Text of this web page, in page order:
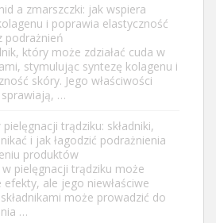
a zmarszczki: jak wspiera
i poprawia elastyczność
podrażnień
który może zdziałać cuda w
stymulując syntezę kolagenu i
skóry. Jego właściwości
…
trądziku: składniki,
i jak łagodzić podrażnienia
produktów
pielęgnacji trądziku może
ale jego niewłaściwe
może prowadzić do
…